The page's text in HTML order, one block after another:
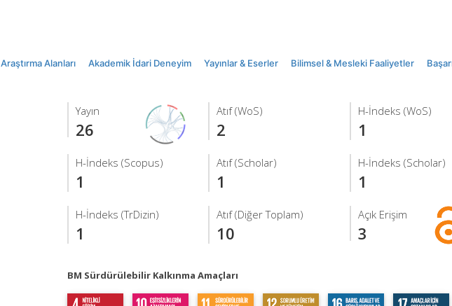
Araştırma Alanları Akademik İdari Deneyim Yayınlar & Eserler Bilimsel & Mesleki Faaliyetler
Yayın
26
Atıf (WoS)
2
H-İndeks (WoS)
1
H-İndeks (Scopus)
1
Atıf (Scholar)
1
H-İndeks (Scholar)
1
H-İndeks (TrDizin)
1
Atıf (Diğer Toplam)
10
Açık Erişim
3
BM Sürdürülebilir Kalkınma Amaçları